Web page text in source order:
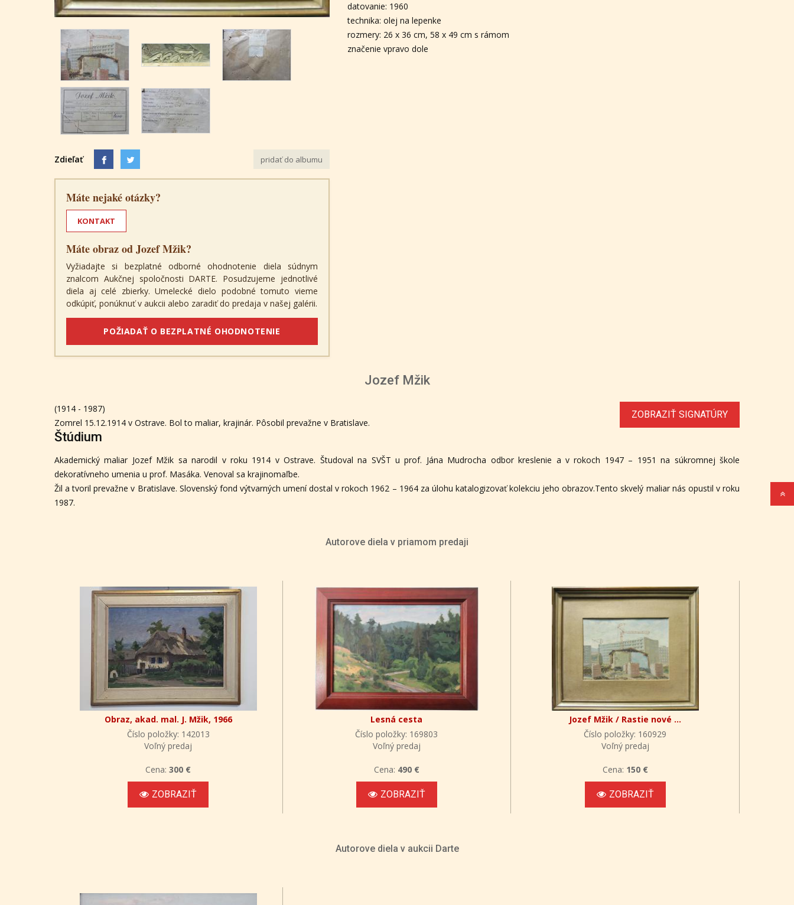
Zdieľať pridať do albumu
Máte nejaké otázky?
KONTAKT
Máte obraz od Jozef Mžik?
Vyžiadajte si bezplatné odborné ohodnotenie diela súdnym
znalcom Aukčnej spoločnosti DARTE. Posudzujeme jednotlivé
diela aj celé zbierky. Umelecké dielo podobné tomuto vieme
odkúpiť, ponúknuť v aukcii alebo zaradiť do predaja v našej galérii.
POŽIADAŤ O BEZPLATNÉ OHODNOTENIE
datovanie: 1960
technika: olej na lepenke
rozmery: 26 x 36 cm, 58 x 49 cm s rámom
značenie vpravo dole
Jozef Mžik
ZOBRAZIŤ SIGNATÚRY
(1914 - 1987)
Zomrel 15.12.1914 v Ostrave. Bol to maliar, krajinár. Pôsobil prevažne v Bratislave.
Štúdium
Akademický maliar Jozef Mžik sa narodil v roku 1914 v Ostrave. Študoval na SVŠT u prof. Jána Mudrocha odbor kreslenie a v rokoch 1947 – 1951 na súkromnej škole
dekoratívneho umenia u prof. Masáka. Venoval sa krajinomaľbe.
Žil a tvoril prevažne v Bratislave. Slovenský fond výtvarných umení dostal v rokoch 1962 – 1964 za úlohu katalogizovať kolekciu jeho obrazov.Tento skvelý maliar nás opustil v roku
1987.
Autorove diela v priamom predaji
Obraz, akad. mal. J. Mžik, 1966
Číslo položky: 142013
Voľný predaj
Cena:300 €
ZOBRAZIŤ
Lesná cesta
Číslo položky: 169803
Voľný predaj
Cena: 490 €
ZOBRAZIŤ
Jozef Mžik / Rastie nové ...
Číslo položky: 160929
Voľný predaj
Cena: 150 €
ZOBRAZIŤ
Autorove diela v aukcii Darte